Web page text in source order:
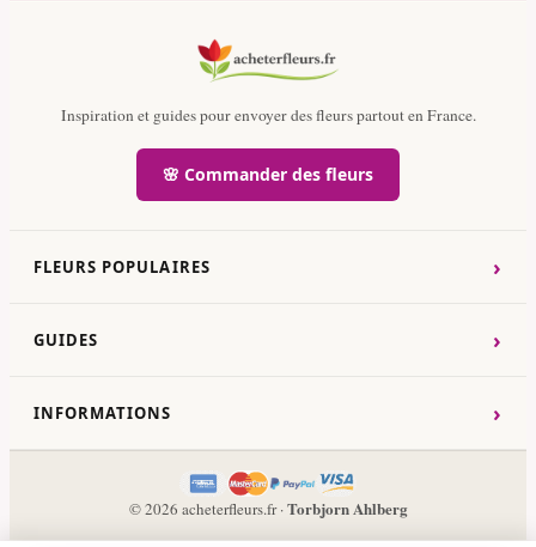
Inspiration et guides pour envoyer des fleurs partout en France.
🌸 Commander des fleurs
FLEURS POPULAIRES ›
GUIDES ›
INFORMATIONS ›
© 2026 acheterfleurs.fr ·Torbjorn Ahlberg